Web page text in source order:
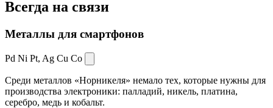
Всегда на связи
Металлы для смартфонов
Pd Ni Pt, Ag Cu Co
Среди металлов «Норникеля» немало тех, которые нужны для
производства электроники: палладий, никель, платина,
серебро, медь и кобальт.